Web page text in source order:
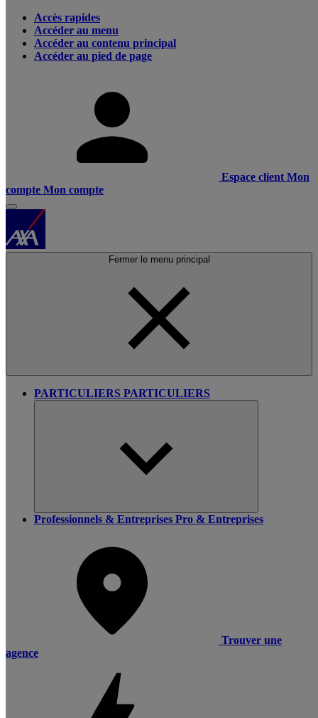
Accès rapides
Accéder au menu
Accéder au contenu principal
Accéder au pied de page
Espace client Mon
compte Mon compte
Fermer le menu principal
PARTICULIERS PARTICULIERS
Professionnels & Entreprises Pro & Entreprises
Trouver une
agence